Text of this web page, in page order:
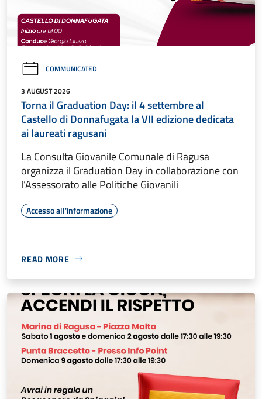
COMMUNICATED
3 AUGUST 2026
Torna il Graduation Day: il 4 settembre al
Castello di Donnafugata la VII edizione dedicata
ai laureati ragusani
La Consulta Giovanile Comunale di Ragusa
organizza il Graduation Day in collaborazione con
l’Assessorato alle Politiche Giovanili
Accesso all'informazione
READ MORE